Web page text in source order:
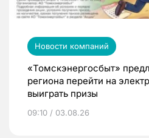
Новости компаний
«Томскэнергосбыт»
региона перейти на
выиграть призы
09:10 / 03.08.26